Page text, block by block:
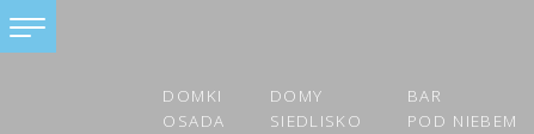
DOMKI
OSADA
DOMY
SIEDLISKO
BAR
POD NIEBEM